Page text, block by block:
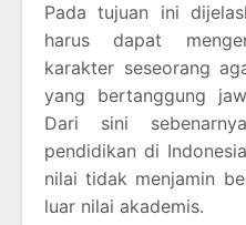
Pada tujuan ini
harus dapat
karakter seseorang
yang bertanggung
Dari sini
pendidikan di
nilai tidak menjamin
luar nilai akademis.